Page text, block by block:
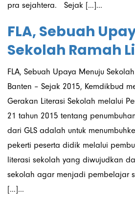
pra sejahtera. Sejak […]...
FLA, Sebuah
Sekolah Ramah
FLA, Sebuah Upaya Menuju
Banten – Sejak 2015, Kemdikbud
Gerakan Literasi Sekolah melalui
21 tahun 2015 tentang
dari GLS adalah untuk
pekerti peserta didik melalui
literasi sekolah yang diwujudkan
sekolah agar menjadi pembelajar
[…]...